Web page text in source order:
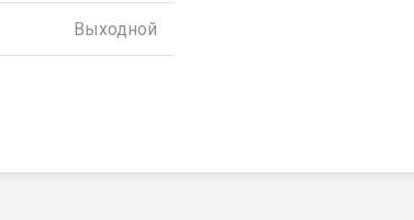
Выходной